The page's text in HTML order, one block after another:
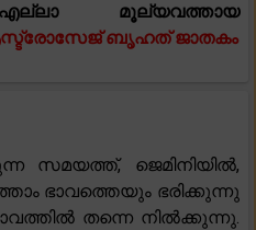
എല്ലാ മൂല്യവത്തായ
ബൃഹത് ജാതകം
സമയത്ത്, ജെമിനിയിൽ,
ഭാവത്തെയും ഭരിക്കുന്നു
തന്നെ നിൽക്കുന്നു.